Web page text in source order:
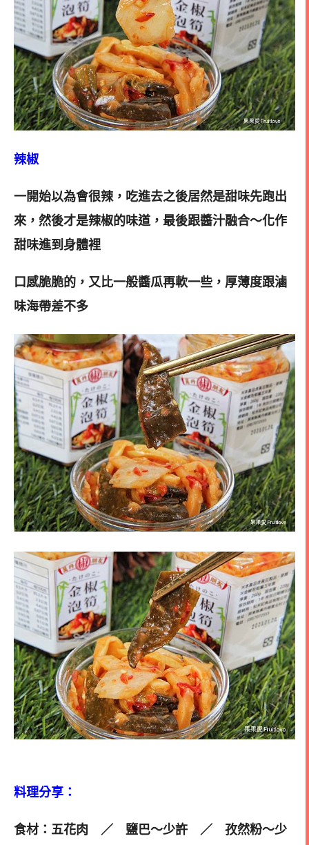
辣椒
一開始以為會很辣，吃進去之後居然是甜味先跑出
來，然後才是辣椒的味道，最後跟醬汁融合～化作
甜味進到身體裡
口感脆脆的，又比一般醬瓜再軟一些，厚薄度跟滷
味海帶差不多
料理分享：
食材： 五花肉 ／ 鹽巴～少許 ／ 孜然粉～少